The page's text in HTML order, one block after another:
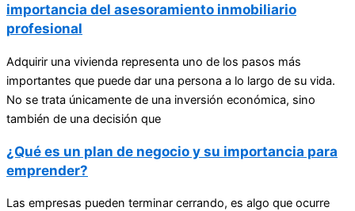
importancia del asesoramiento inmobiliario
profesional
Adquirir una vivienda representa uno de los pasos más
importantes que puede dar una persona a lo largo de su vida.
No se trata únicamente de una inversión económica, sino
también de una decisión que
¿Qué es un plan de negocio y su importancia para
emprender?
Las empresas pueden terminar cerrando, es algo que ocurre